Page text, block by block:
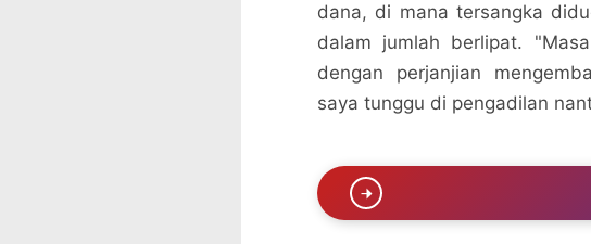
dana, di mana tersangka
dalam jumlah berlipat.
dengan perjanjian
saya tunggu di pengadilan